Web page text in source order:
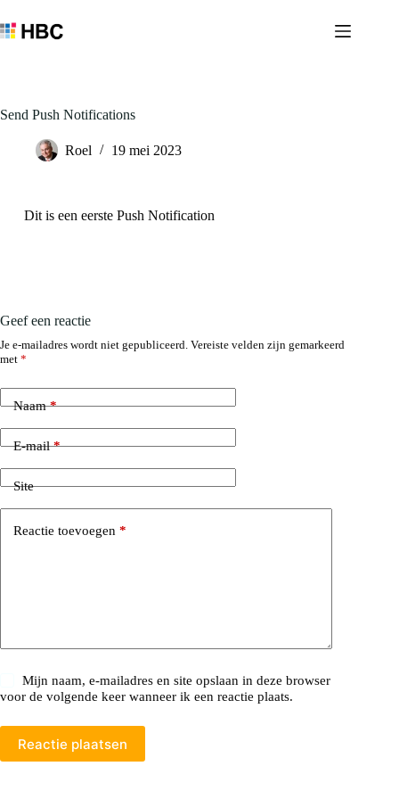
Send Push Notifications
Roel 19 mei 2023
Dit is een eerste Push Notification
Geef een reactie
Je e-mailadres wordt niet gepubliceerd. Vereiste velden zijn gemarkeerd
met *
Naam*
E-mail*
Site
Reactie toevoegen *
Mijn naam, e-mailadres en site opslaan in deze browser
voor de volgende keer wanneer ik een reactie plaats.
Reactie plaatsen